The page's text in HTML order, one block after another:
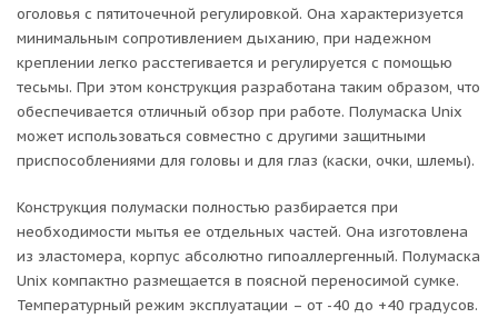
оголовья с пятиточечной регулировкой. Она характеризуется
минимальным сопротивлением дыханию, при надежном
креплении легко расстегивается и регулируется с помощью
тесьмы. При этом конструкция разработана таким образом, что
обеспечивается отличный обзор при работе. Полумаска Unix
может использоваться совместно с другими защитными
приспособлениями для головы и для глаз (каски, очки, шлемы).
Конструкция полумаски полностью разбирается при
необходимости мытья ее отдельных частей. Она изготовлена
из эластомера, корпус абсолютно гипоаллергенный. Полумаска
Unix компактно размещается в поясной переносимой сумке.
Температурный режим эксплуатации – от -40 до +40 градусов.